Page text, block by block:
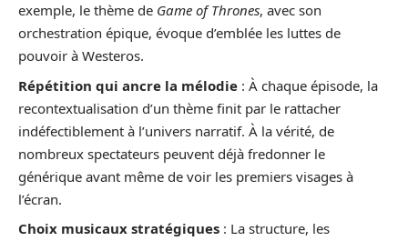
exemple, le thème de Game of Thrones, avec son
orchestration épique, évoque d’emblée les luttes de
pouvoir à Westeros.
Répétition qui ancre la mélodie : À chaque épisode, la
recontextualisation d’un thème finit par le rattacher
indéfectiblement à l’univers narratif. À la vérité, de
nombreux spectateurs peuvent déjà fredonner le
générique avant même de voir les premiers visages à
l’écran.
Choix musicaux stratégiques : La structure, les